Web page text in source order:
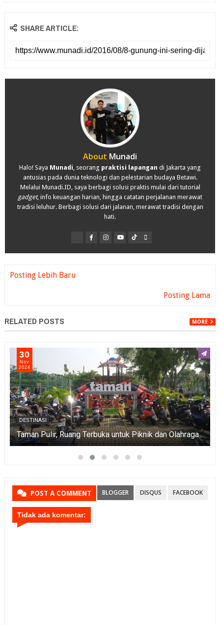
SHARE ARTICLE:
About Munadi
Halo! Saya Munadi , seorang praktisi lapangan di Jakarta yang
antusias pada dunia teknologi dan pelestarian budaya Betawi.
Melalui Munadi.ID, saya berbagi solusi praktis mulai dari tutorial
gadget, info keuangan harian, hingga catatan perjalanan merawat
tradisi leluhur. Berbagi solusi dari jalanan, merawat tradisi dengan
hati.
Posting Lebih Baru
Posting Lama
RELATED POSTS MORE
30
Nov
2024
DESTINASI
Taman Pulir, Ruang Terbuka untuk Piknik dan Olahraga
POST A COMMENT BLOGGER DISQUS FACEBOOK
Tidak ada komentar: